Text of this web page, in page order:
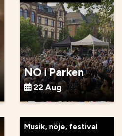
NO i Parken
22 Aug
Musik, nöje, festival